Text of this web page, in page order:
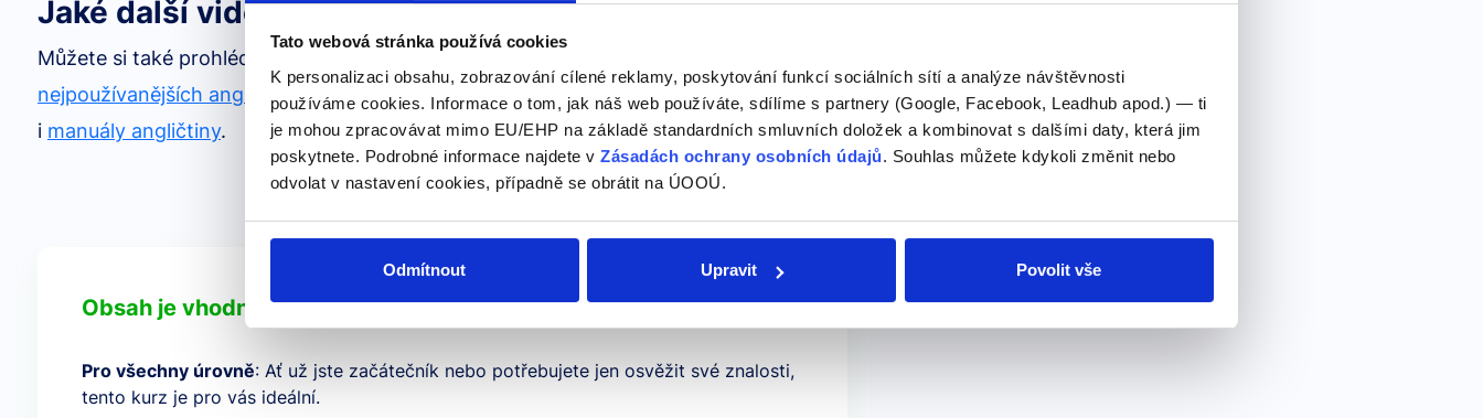
Tato webová stránka používá cookies
K personalizaci obsahu, zobrazování cílené reklamy, poskytování funkcí sociálních sítí a analýze návštěvnosti
používáme cookies. Informace o tom, jak náš web používáte, sdílíme s partnery (Google, Facebook, Leadhub apod.) — ti
je mohou zpracovávat mimo EU/EHP na základě standardních smluvních doložek a kombinovat s dalšími daty, která jim
poskytnete. Podrobné informace najdete v Zásadách ochrany osobních údajů. Souhlas můžete kdykoli změnit nebo
odvolat v nastavení cookies, případně se obrátit na ÚOOÚ.
Odmítnout Upravit Povolit vše
Jaké další videokurzy u nás můžete najít?
Můžete si také prohlédnout anglické videokurzy o
nejpoužívanějších anglických frázových slovesech
. Mimo videokurzů nabízíme
i manuály angličtiny.
Obsah je vhodný pro...
Pro všechny úrovně: Ať už jste začátečník nebo potřebujete jen osvěžit své znalosti,
tento kurz je pro vás ideální.